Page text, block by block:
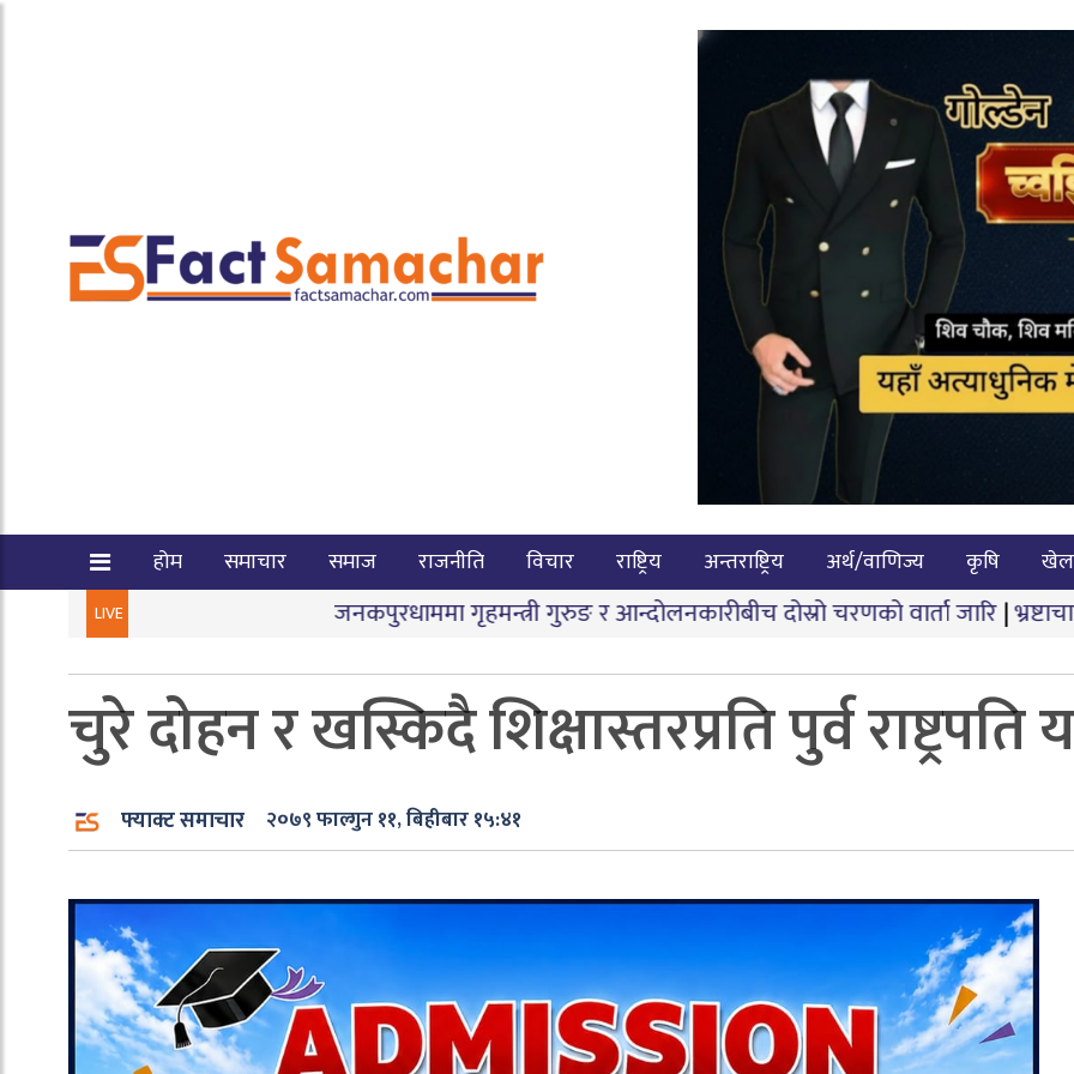
होम समाचार समाज राजनीति विचार राष्ट्रिय अन्तराष्ट्रिय अर्थ/वाणिज्य कृषि
LIVE जनकपुरधाममा गृहमन्त्री गुरुङ र आन्दोलनकारीबीच दोस्रो चरणको वार्ता जारि|भ्रष्टाचारले तुहियो
चुरे दोहन र खस्किदै शिक्षास्तरप्रति पुर्व राष्ट्रपति
फ्याक्ट समाचार २०७९ फाल्गुन ११, बिहीबार १५:४१